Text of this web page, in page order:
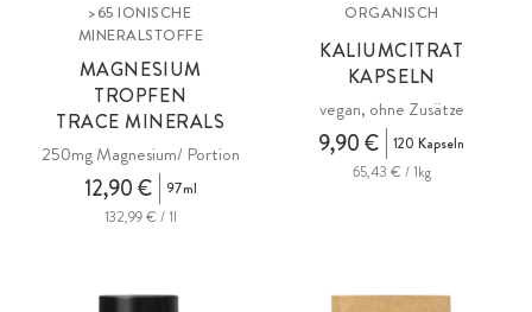
>65 IONISCHE
MINERALSTOFFE
MAGNESIUM
TROPFEN
TRACE MINERALS
250mg Magnesium/ Portion
12,90 €
97ml
132,99 € / 1l
ORGANISCH
KALIUMCITRAT
KAPSELN
vegan, ohne Zusätze
9,90 €
120 Kapseln
65,43 € / 1kg